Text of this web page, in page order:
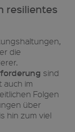
resilientes
die
sind
auch im
Folgen
über
hin zum viel